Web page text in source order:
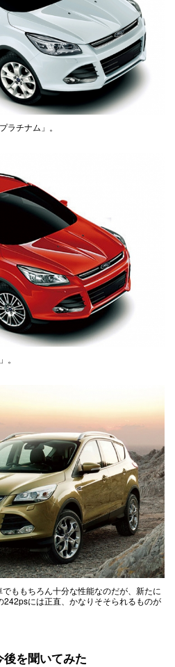
ラチナム」。
。
ももちろん十分な性能なのだが、新たに
には正直、かなりそそられるものが
を聞いてみた